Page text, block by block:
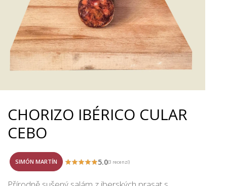
CHORIZO IBÉRICO CULAR
CEBO
SIMÓN MARTÍN 5.0(3 recenzí)